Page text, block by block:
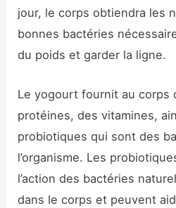
jour, le corps obtiendra les
bonnes bactéries
du poids et garder la ligne.
Le yogourt fournit au corps
protéines, des vitamines,
probiotiques qui sont des
l’organisme. Les
l’action des bactéries
dans le corps et peuvent